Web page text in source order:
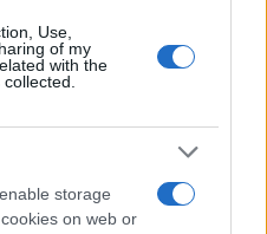
Use,
of my
with the
storage
on web or
πληθωρισμός τον Ιούλιο